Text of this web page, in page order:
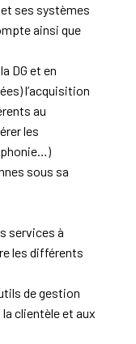
ses systèmes
ainsi que
DG et en
l’acquisition
au
les
sous sa
services à
les différents
de gestion
clientèle et aux